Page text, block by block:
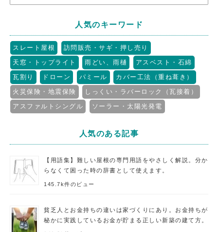
人気のキーワード
スレート屋根
訪問販売・サギ・押し売り
天窓・トップライト
雨どい、雨樋
アスベスト・石綿
瓦割り
ドローン パミール
カバー工法（重ね葺き）
火災保険・地震保険
しっくい・ラバーロック（瓦接着）
アスファルトシングル
ソーラー・太陽光発電
人気のある記事
【用語集】難しい屋根の専門用語をやさしく解説。分か
らなくて困った時の辞書として使えます。
145.7k件のビュー
貧乏人とお金持ちの違いは家づくりにあり。お金持ちが
秘かに実践しているお金が貯まる正しい新築の建て方。